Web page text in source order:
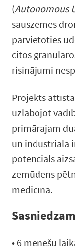
(Autonomous
sauszemes
pārvietoties
citos
risinājumi
Projekts
uzlabojot
primārajam
un industriālā
potenciāls
zemūdens
medicīnā.
• 6 mēnešu